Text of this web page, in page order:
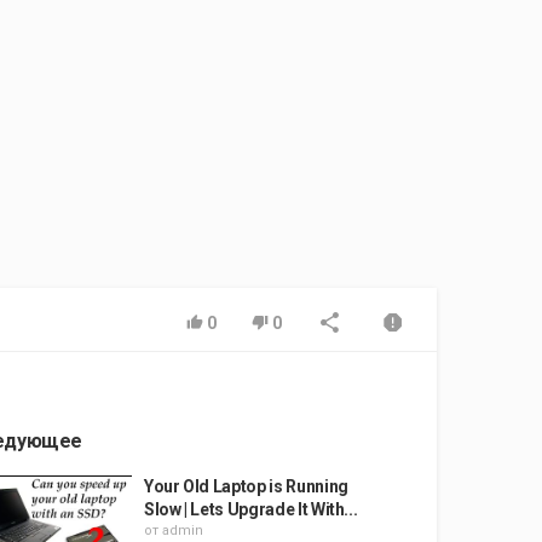
0 0
Your Old Laptop is Running
Slow | Lets Upgrade It With...
от admin